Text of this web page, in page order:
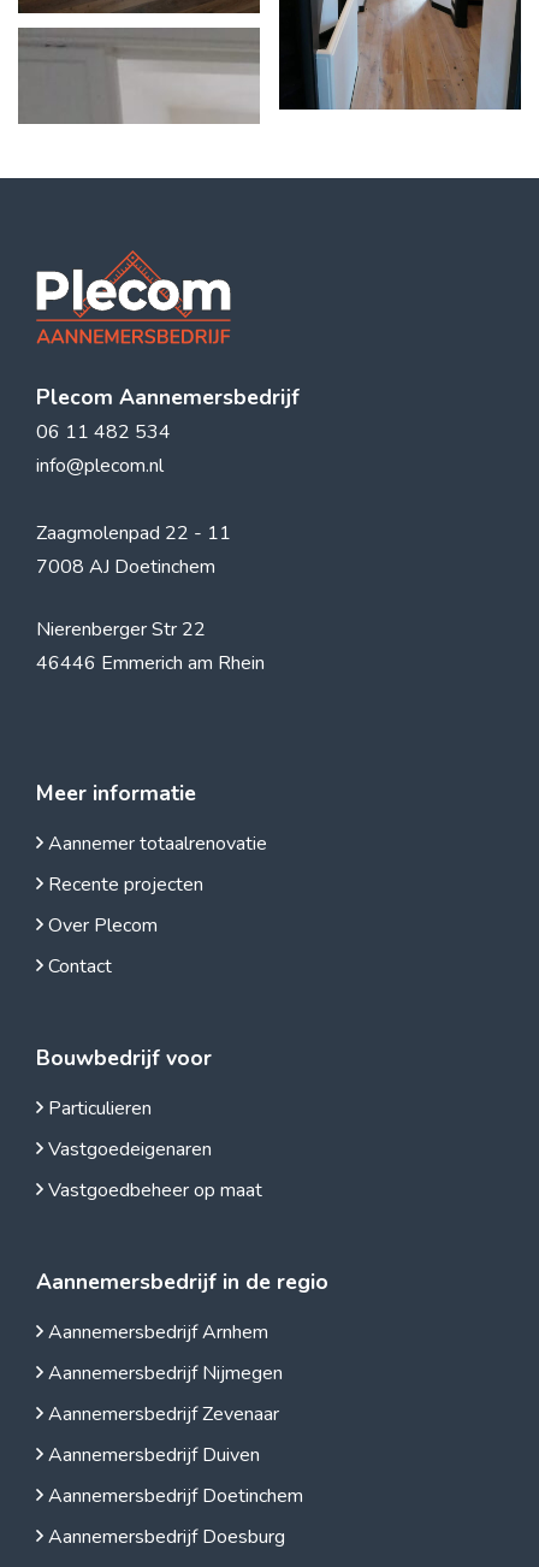
Plecom Aannemersbedrijf
06 11 482 534
info@plecom.nl
Zaagmolenpad 22 - 11
7008 AJ Doetinchem
Nierenberger Str 22
46446 Emmerich am Rhein
Meer informatie
Aannemer totaalrenovatie
Recente projecten
Over Plecom
Contact
Bouwbedrijf voor
Particulieren
Vastgoedeigenaren
Vastgoedbeheer op maat
Aannemersbedrijf in de regio
Aannemersbedrijf Arnhem
Aannemersbedrijf Nijmegen
Aannemersbedrijf Zevenaar
Aannemersbedrijf Duiven
Aannemersbedrijf Doetinchem
Aannemersbedrijf Doesburg